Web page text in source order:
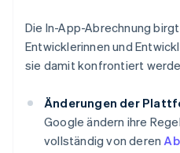
Die In-App-Abrechnung
Entwicklerinnen und
sie damit konfrontiert
Änderungen der
Google ändern ihre
vollständig von deren